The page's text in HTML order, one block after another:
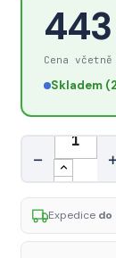
Cena
Skladem
Množství
−
Expedice do